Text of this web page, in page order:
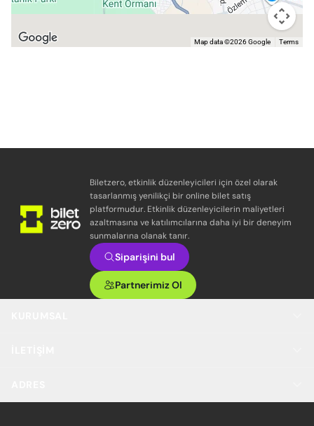
Map data ©2026 Google Terms
Biletzero, etkinlik düzenleyicileri için özel olarak
tasarlanmış yenilikçi bir online bilet satış
platformudur. Etkinlik düzenleyicilerin maliyetleri
azaltmasına ve katılımcılarına daha iyi bir deneyim
sunmalarına olanak tanır.
Siparişini bul
Partnerimiz Ol